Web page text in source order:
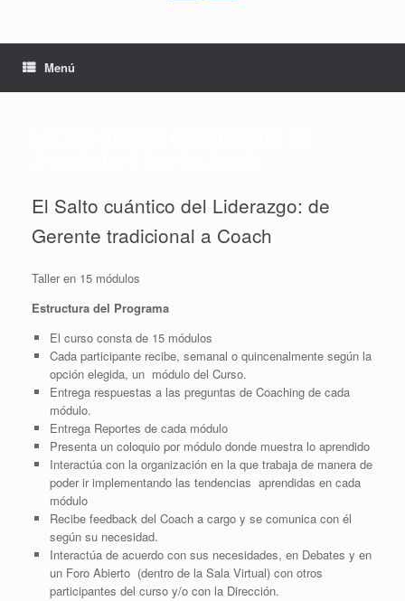
Menú
El Salto cuántico del Liderazgo: de
Gerente tradicional a Coach
Taller en 15 módulos
Estructura del Programa
El curso consta de 15 módulos
Cada participante recibe, semanal o quincenalmente según la
opción elegida, un módulo del Curso.
Entrega respuestas a las preguntas de Coaching de cada
módulo.
Entrega Reportes de cada módulo
Presenta un coloquio por módulo donde muestra lo aprendido
Interactúa con la organización en la que trabaja de manera de
poder ir implementando las tendencias aprendidas en cada
módulo
Recibe feedback del Coach a cargo y se comunica con él
según su necesidad.
Interactúa de acuerdo con sus necesidades, en Debates y en
un Foro Abierto (dentro de la Sala Virtual) con otros
participantes del curso y/o con la Dirección.